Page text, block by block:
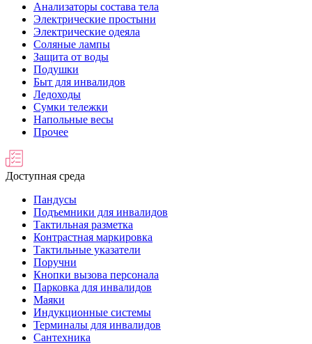
Анализаторы состава тела
Электрические простыни
Электрические одеяла
Соляные лампы
Защита от воды
Подушки
Быт для инвалидов
Ледоходы
Сумки тележки
Напольные весы
Прочее
Доступная среда
Пандусы
Подъемники для инвалидов
Тактильная разметка
Контрастная маркировка
Тактильные указатели
Поручни
Кнопки вызова персонала
Парковка для инвалидов
Маяки
Индукционные системы
Терминалы для инвалидов
Сантехника